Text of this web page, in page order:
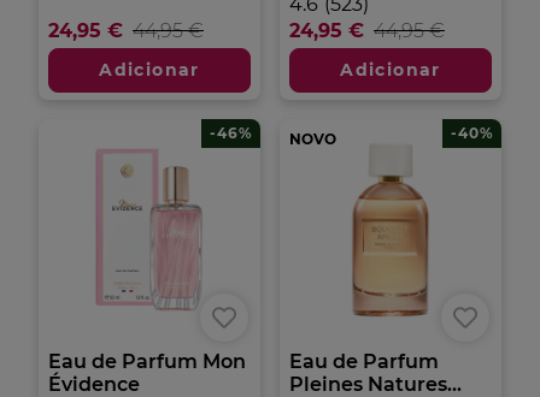
5
estrelas.
análises
24,95 € 44,95 €
Adicionar
em
5
estrelas.
523
24,95 € 44,95 €
Adicionar
Eau de Parfum Mon
Évidence
-46% NOVO
Eau de Parfum
Pleines Natures...
-40%